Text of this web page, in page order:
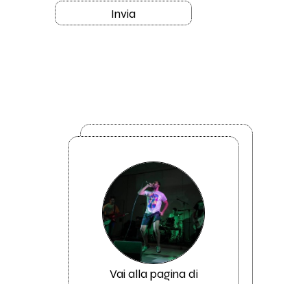
Invia
Vai alla pagina di